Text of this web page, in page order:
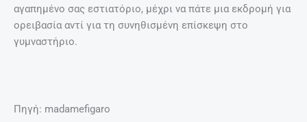
αγαπημένο σας εστιατόριο, μέχρι να πάτε μια εκδρομή για
ορειβασία αντί για τη συνηθισμένη επίσκεψη στο
γυμναστήριο.
Πηγή: madamefigaro